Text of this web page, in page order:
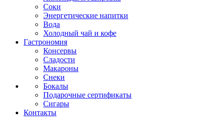
Соки
Энергетические напитки
Вода
Холодный чай и кофе
Гастрономия
Консервы
Сладости
Макароны
Снеки
Бокалы
Подарочные сертификаты
Сигары
Контакты